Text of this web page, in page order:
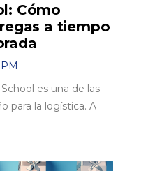
Cómo
a tiempo
es una de las
para la logística. A